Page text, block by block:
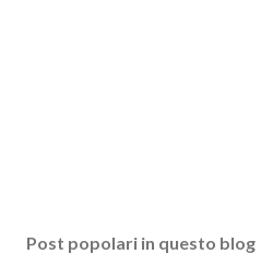
Post popolari in questo blog